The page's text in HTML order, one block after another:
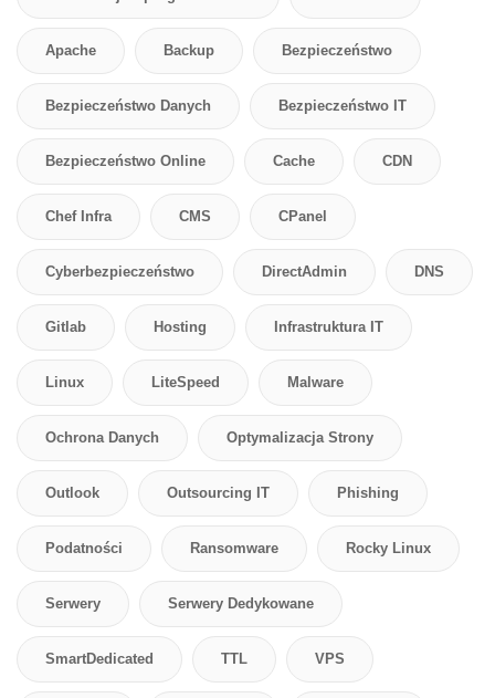
Apache Backup Bezpieczeństwo
Bezpieczeństwo Danych Bezpieczeństwo IT
Bezpieczeństwo Online Cache CDN
Chef Infra CMS CPanel
Cyberbezpieczeństwo DirectAdmin DNS
Gitlab Hosting Infrastruktura IT
Linux LiteSpeed Malware
Ochrona Danych Optymalizacja Strony
Outlook Outsourcing IT Phishing
Podatności Ransomware Rocky Linux
Serwery Serwery Dedykowane
SmartDedicated TTL VPS